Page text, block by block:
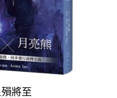
將至